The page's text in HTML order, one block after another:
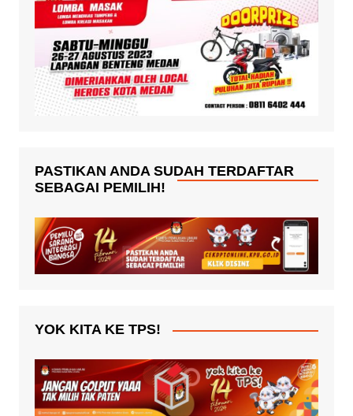
PASTIKAN ANDA SUDAH TERDAFTAR
SEBAGAI PEMILIH!
YOK KITA KE TPS!